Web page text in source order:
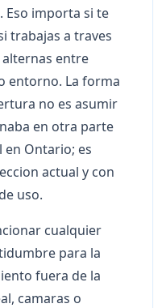
Eso importa si te
trabajas a traves
entre
entorno. La forma
no es asumir
en otra parte
en Ontario; es
actual y con
uso.
cualquier
para la
fuera de la
camaras o